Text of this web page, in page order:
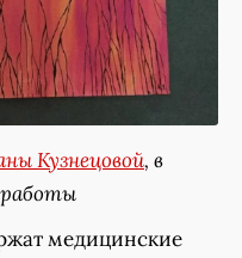
Кузнецовой, в
медицинские